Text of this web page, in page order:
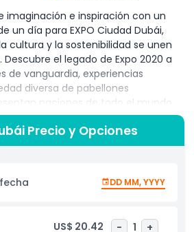
imaginación e inspiración con un
un día para EXPO Ciudad Dubái,
cultura y la sostenibilidad se unen
el legado de Expo 2020 a
de vanguardia, experiencias
diversa de pabellones
naciones de todo el mundo.
pabellones principales, incluidos los
Movilidad y Sostenibilidad, así
de Historias de Naciones, serás
y la belleza de la diversidad global.
hasta instalaciones
colaboración. Perfecto para familias,
Precio y Opciones
DD MM, YYYY
US$ 20.42 - 1 +